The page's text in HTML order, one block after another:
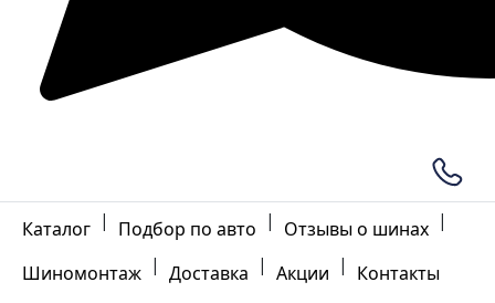
Каталог | Подбор по авто | Отзывы о шинах |
Шиномонтаж | Доставка | Акции | Контакты